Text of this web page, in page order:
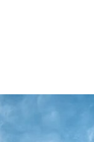
（Jai Halai）
）。这张照
Ali
沙希法医院